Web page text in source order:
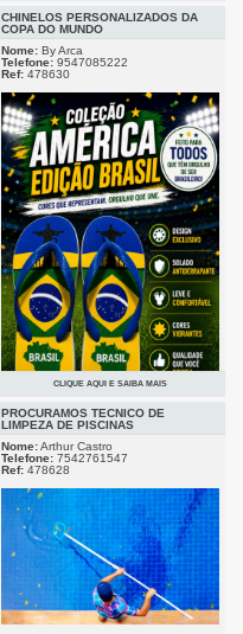
CHINELOS PERSONALIZADOS DA
COPA DO MUNDO
Nome: By Arca
Telefone: 9547085222
Ref: 478630
Chegou na Florida o chinelo da Copa.
Modelo Brasil, USA, Canadá e México.
Especial para quem ama futebol e
gosta colecionar emoções. Unissex,
numeração do 33/34 ao 43/44. você
encontra no Cafe Vida Bookstore no
Plaza do Latinos. Ligue: 954.372.1111
(Data: 17/07/2026)
CLIQUE AQUI E SAIBA MAIS
PROCURAMOS TÉCNICO DE
LIMPEZA DE PISCINAS
Nome:Arthur Castro
Telefone: 7542761547
Ref: 478628